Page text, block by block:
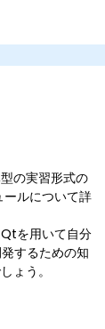
の実習形式の
ルについて詳
を用いて自分
するための知
ょう。